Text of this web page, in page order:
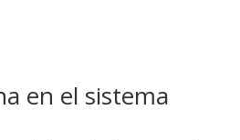
en el sistema